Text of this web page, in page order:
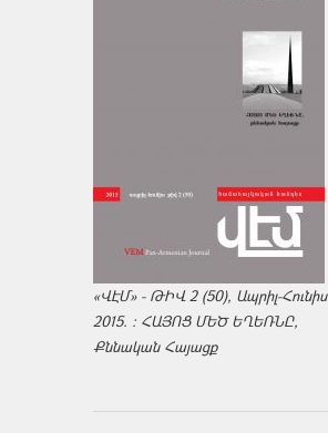
«ՎԷՄ» - ԹԻՎ 2 (50), Ապրիլ-Հունիս
2015. : ՀԱՅՈՑ ՄԵԾ ԵՂԵՌՆԸ,
Քննական Հայացք